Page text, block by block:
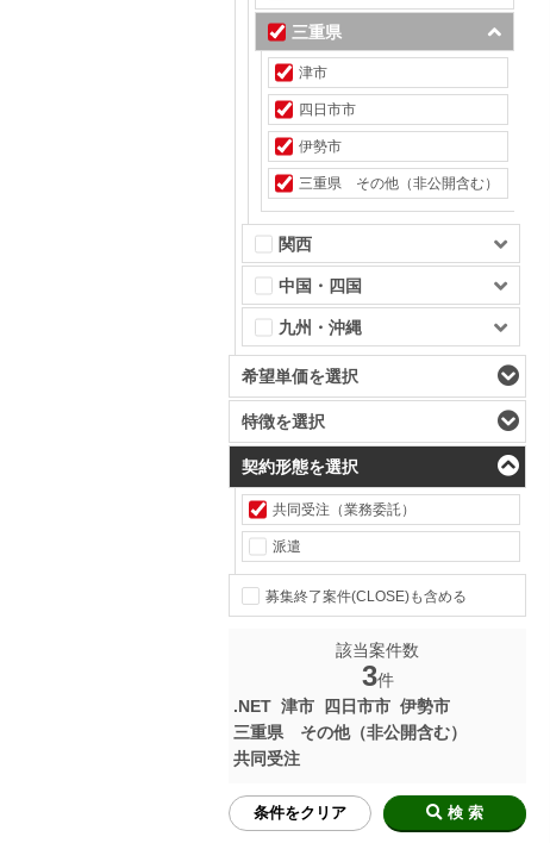
三重県
津市
四日市市
伊勢市
三重県 その他（非公開含む）
関西
中国・四国
九州・沖縄
希望単価を選択
特徴を選択
契約形態を選択
共同受注（業務委託）
派遣
募集終了案件(CLOSE)も含める
該当案件数
3件
.NET 津市 四日市市 伊勢市
三重県 その他（非公開含む）
共同受注
条件をクリア 検 索